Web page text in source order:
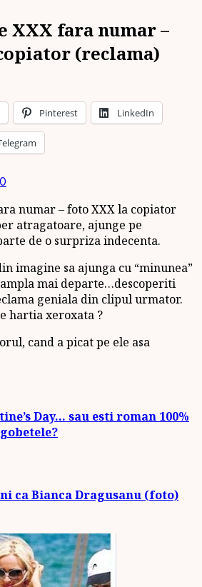
XXX fara numar –
(reclama)
Pinterest LinkedIn
numar – foto XXX la copiator
atragatoare, ajunge pe
de o surpriza indecenta.
imagine sa ajunga cu “minunea”
mai departe…descoperiti
geniala din clipul urmator.
hartia xeroxata ?
cand a picat pe ele asa
Day… sau esti roman 100%
ca Bianca Dragusanu (foto)